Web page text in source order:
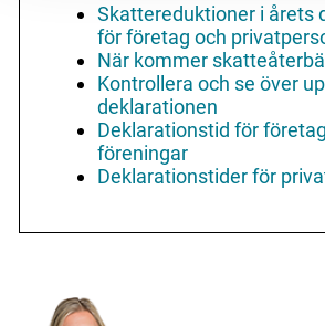
Skattereduktioner i årets
för företag och
När kommer
Kontrollera och se över
deklarationen
Deklarationstid för
föreningar
Deklarationstider för